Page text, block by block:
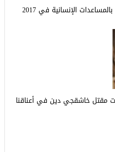
الإنسانية في 2017
مقتل خاشقجي دين في أعناقنا